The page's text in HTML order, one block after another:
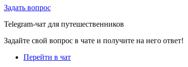
Задать вопрос
Telegram-чат для путешественников
Задайте свой вопрос в чате и получите на него ответ!
Перейти в чат